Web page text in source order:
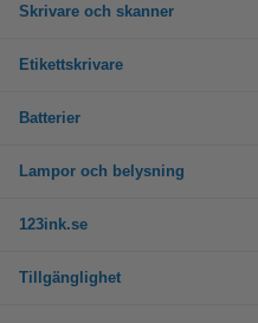
Skrivare och skanner
Etikettskrivare
Batterier
Lampor och belysning
123ink.se
Tillgänglighet